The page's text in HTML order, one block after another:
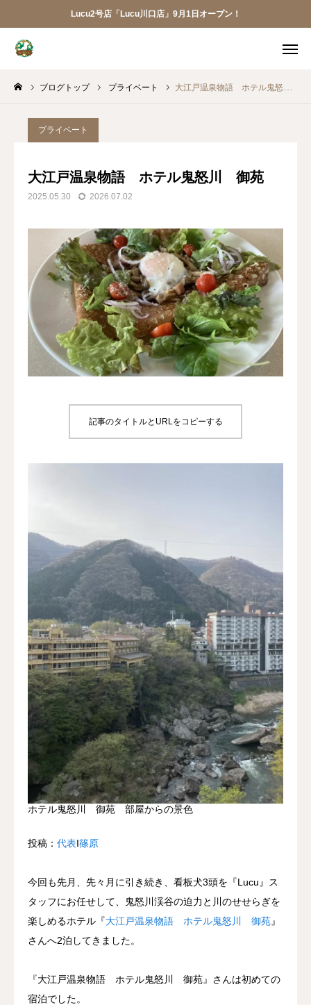
Lucu2号店「Lucu川口店」9月1日オープン！
ブログトップ プライベート 大江戸温泉物語 ホテル鬼怒川 御苑
プライベート
大江戸温泉物語 ホテル鬼怒川 御苑
2025.05.30 2026.07.02
記事のタイトルとURLをコピーする
ホテル鬼怒川 御苑 部屋からの景色
投稿： 代表Ι篠原
今回も先月、先々月に引き続き、看板犬3頭を『Lucu』ス
タッフにお任せして、鬼怒川渓谷の迫力と川のせせらぎを
楽しめるホテル『大江戸温泉物語 ホテル鬼怒川 御苑』
さんへ2泊してきました。
『大江戸温泉物語 ホテル鬼怒川 御苑』さんは初めての
宿泊でした。
ご予約 アクセス
お電話
Lucu川口店
ペットホテル
犬の幼稚園
犬の送迎
ドッグカフェ
室内ドッグラン